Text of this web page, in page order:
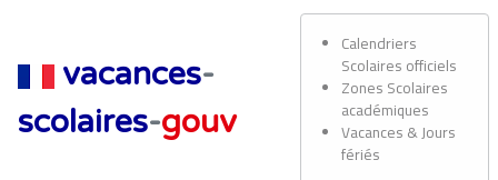
vacances-
scolaires-gouv
Calendriers
Scolaires officiels
Zones Scolaires
académiques
Vacances & Jours
fériés